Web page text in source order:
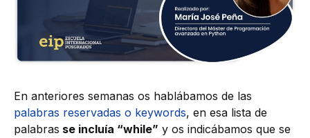
En anteriores semanas os hablábamos de las
palabras reservadas o keywords, en esa lista de
palabras se incluía “while” y os indicábamos que se